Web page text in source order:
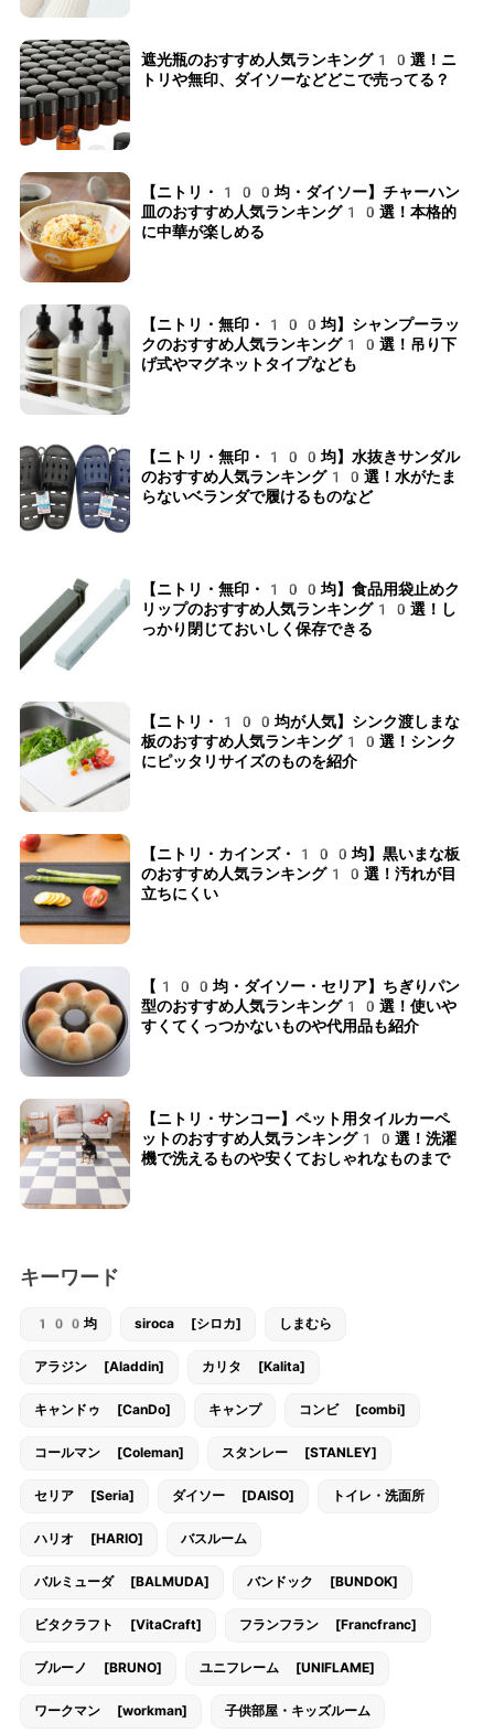
遮光瓶のおすすめ人気ランキング10選！ニ
トリや無印、ダイソーなどどこで売ってる？
【ニトリ・100均・ダイソー】チャーハン
皿のおすすめ人気ランキング10選！本格的
に中華が楽しめる
【ニトリ・無印・100均】シャンプーラッ
クのおすすめ人気ランキング10選！吊り下
げ式やマグネットタイプなども
【ニトリ・無印・100均】水抜きサンダル
のおすすめ人気ランキング10選！水がたま
らないベランダで履けるものなど
【ニトリ・無印・100均】食品用袋止めク
リップのおすすめ人気ランキング10選！し
っかり閉じておいしく保存できる
【ニトリ・100均が人気】シンク渡しまな
板のおすすめ人気ランキング10選！シンク
にピッタリサイズのものを紹介
【ニトリ・カインズ・100均】黒いまな板
のおすすめ人気ランキング10選！汚れが目
立ちにくい
【100均・ダイソー・セリア】ちぎりパン
型のおすすめ人気ランキング10選！使いや
すくてくっつかないものや代用品も紹介
【ニトリ・サンコー】ペット用タイルカーペ
ットのおすすめ人気ランキング10選！洗濯
機で洗えるものや安くておしゃれなものまで
キーワード
100均 siroca [シロカ] しまむら
アラジン [Aladdin] カリタ [Kalita]
キャンドゥ [CanDo] キャンプ コンビ [combi]
コールマン [Coleman] スタンレー [STANLEY]
セリア [Seria] ダイソー [DAISO] トイレ・洗面所
ハリオ [HARIO] バスルーム
バルミューダ [BALMUDA] バンドック [BUNDOK]
ビタクラフト [VitaCraft] フランフラン [Francfranc]
ブルーノ [BRUNO] ユニフレーム [UNIFLAME]
ワークマン [workman] 子供部屋・キッズルーム